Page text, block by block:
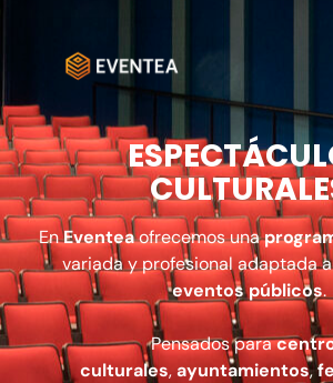
EnEventeaofrecemos una
variada y profesional adaptada
eventos públicos.
Pensados para
culturales,ayuntamientos,